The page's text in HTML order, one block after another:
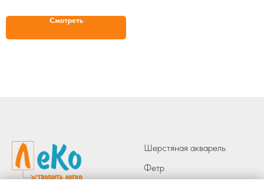
Смотреть
Шерстяная акварель
Фетр